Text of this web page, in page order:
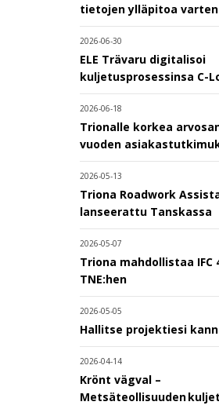
tietojen ylläpitoa varten
2026-06-30
ELE Trävaru digitalisoi
kuljetusprosessinsa C-
2026-06-18
Trionalle korkea
vuoden
2026-05-13
Triona Roadwork
lanseerattu Tanskassa
2026-05-07
Triona mahdollistaa IFC
TNE:hen
2026-05-05
Hallitse projektiesi
2026-04-14
Krönt vägval –
Metsäteollisuuden